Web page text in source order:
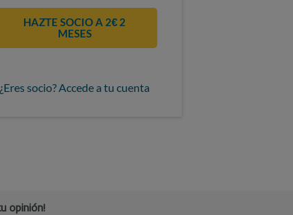
HAZTE SOCIO A 2€ 2
MESES
¿Eres socio? Accede a tu cuenta